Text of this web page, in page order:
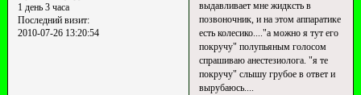
1 день 3 часа
Последний визит:
2010-07-26 13:20:54
выдавливает мне жидксть в
позвоночник, и на этом аппаратике
есть колесико...."а можно я тут его
покручу" полупьяным голосом
спрашиваю анестезиолога. "я те
покручу" слышу грубое в ответ и
вырубаюсь....